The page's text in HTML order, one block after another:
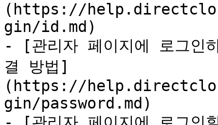
(https://
gin/id.md)
- [관리자 페이지에 로그인
결 방법]
(https://
gin/password.md)